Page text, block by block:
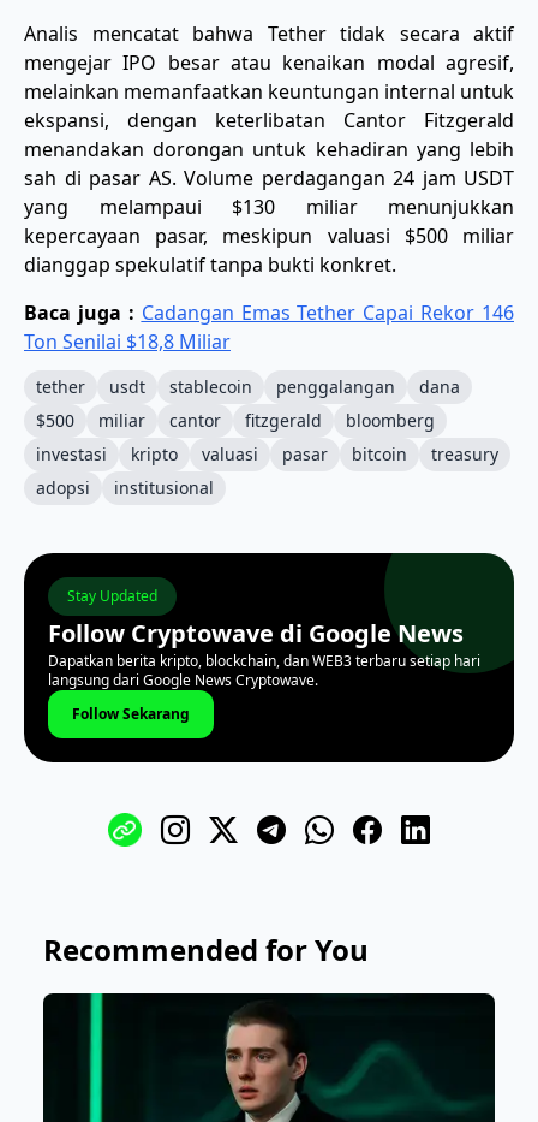
Analis mencatat bahwa Tether tidak secara aktif
mengejar IPO besar atau kenaikan modal agresif,
melainkan memanfaatkan keuntungan internal untuk
ekspansi, dengan keterlibatan Cantor Fitzgerald
menandakan dorongan untuk kehadiran yang lebih
sah di pasar AS. Volume perdagangan 24 jam USDT
yang melampaui $130 miliar menunjukkan
kepercayaan pasar, meskipun valuasi $500 miliar
dianggap spekulatif tanpa bukti konkret.
Baca juga : Cadangan Emas Tether Capai Rekor 146
Ton Senilai $18,8 Miliar
tether usdt stablecoin penggalangan
dana
$500
miliar cantor fitzgerald
bloomberg
investasi
kripto valuasi pasar bitcoin
treasury
adopsi
institusional
Stay Updated
Follow Cryptowave di Google News
Dapatkan berita kripto, blockchain, dan WEB3 terbaru setiap hari
langsung dari Google News Cryptowave.
Follow Sekarang
Recommended for You